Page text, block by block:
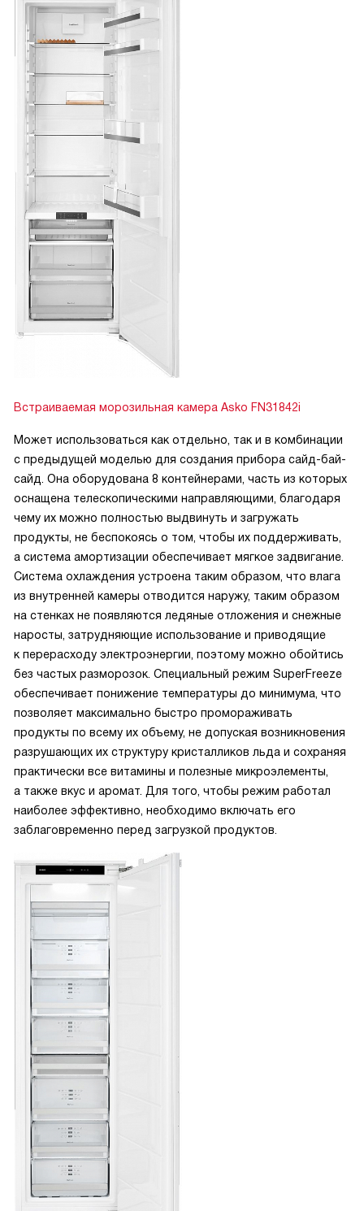
Встраиваемая морозильная камера Asko FN31842i
Может использоваться как отдельно, так и в комбинации
с предыдущей моделью для создания прибора сайд-бай-
сайд. Она оборудована 8 контейнерами, часть из которых
оснащена телескопическими направляющими, благодаря
чему их можно полностью выдвинуть и загружать
продукты, не беспокоясь о том, чтобы их поддерживать,
а система амортизации обеспечивает мягкое задвигание.
Система охлаждения устроена таким образом, что влага
из внутренней камеры отводится наружу, таким образом
на стенках не появляются ледяные отложения и снежные
наросты, затрудняющие использование и приводящие
к перерасходу электроэнергии, поэтому можно обойтись
без частых разморозок. Специальный режим SuperFreeze
обеспечивает понижение температуры до минимума, что
позволяет максимально быстро промораживать
продукты по всему их объему, не допуская возникновения
разрушающих их структуру кристалликов льда и сохраняя
практически все витамины и полезные микроэлементы,
а также вкус и аромат. Для того, чтобы режим работал
наиболее эффективно, необходимо включать его
заблаговременно перед загрузкой продуктов.